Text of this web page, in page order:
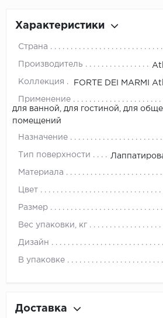
Характеристики
Страна
Производитель
Коллекция FORTE DEI MARMI
Применение
для ванной, для гостиной, для
помещений
Назначение
Тип поверхности
Материала
Цвет
Размер
Вес упаковки, кг
Дизайн
В упаковке
Доставка